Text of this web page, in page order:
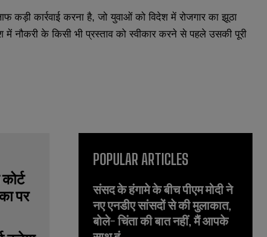
कड़ी कार्रवाई करना है, जो युवाओं को विदेश में रोजगार का झूठा
नौकरी के किसी भी प्रस्ताव को स्वीकार करने से पहले उसकी पूरी
POPULAR ARTICLES
संसद के हंगामे के बीच पीएम मोदी ने
नए एनडीए सांसदों से की मुलाकात,
बोले- चिंता की बात नहीं, मैं आपके